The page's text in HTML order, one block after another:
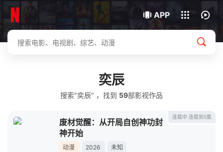
APP
下载客户端
我的观影记录
奕辰
搜索"奕辰" ，找到 59部影视作品
连载中 连载到5集
废材觉醒：从开局自创神功封
神开始
动漫 2026
未知